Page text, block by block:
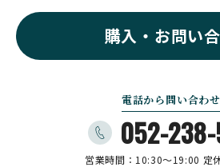
購入・お問い
電話から問い合わせ
052-
営業時間：10:30〜19:00 定